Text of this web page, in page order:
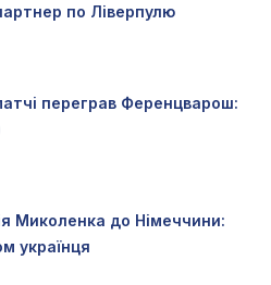
по Ліверпулю
переграв Ференцварош:
Миколенка до Німеччини:
українця